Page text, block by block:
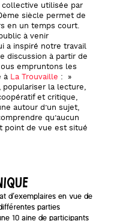
utilisée par
siècle permet de
en un temps court.
à venir
a inspiré notre travail
discussion à partir de
empruntons les
à La Trouvaille : »
populariser la lecture,
et critique,
autour d’un sujet,
qu’aucun
point de vue est situé
d’exemplaires en vue de
parties
10 aine de participants